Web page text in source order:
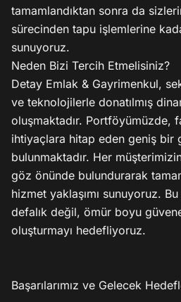
tamamlandıktan sonra da
sürecinden tapu işlemlerine
sunuyoruz.
Neden Bizi Tercih Etmelisiniz?
Detay Emlak & Gayrimenkul,
ve teknolojilerle donatılmış
oluşmaktadır. Portföyümüzde,
ihtiyaçlara hitap eden geniş bir
bulunmaktadır. Her
göz önünde bulundurarak
hizmet yaklaşımı sunuyoruz.
defalık değil, ömür boyu
oluşturmayı hedefliyoruz.
Başarılarımız ve Gelecek